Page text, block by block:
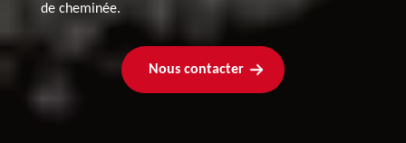
de cheminée.
Nous contacter